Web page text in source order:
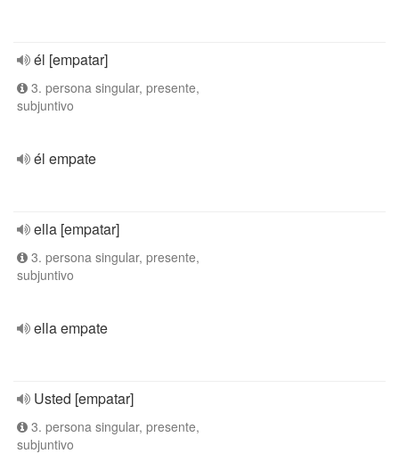
él [empatar]
3. persona singular, presente,
subjuntivo
él empate
ella [empatar]
3. persona singular, presente,
subjuntivo
ella empate
Usted [empatar]
3. persona singular, presente,
subjuntivo